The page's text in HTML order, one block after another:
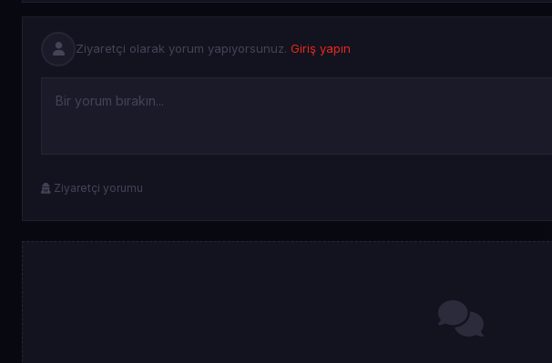
Ziyaretçi olarak yorum yapıyorsunuz. Giriş yapın
Ziyaretçi yorumu